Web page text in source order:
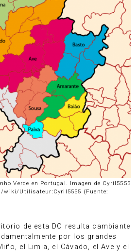
Verde en Portugal. Imagen de Cyril5555
Utilisateur:Cyril5555 (Fuente:
de esta DO resulta cambiante
por los grandes
el Limia, el Cávado, el Ave y el